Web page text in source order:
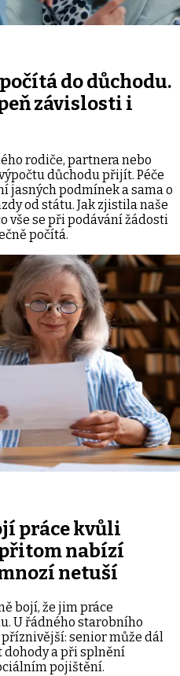
do důchodu.
závislosti i
rodiče, partnera nebo
důchodu přijít. Péče
jasných podmínek a sama o
od státu. Jak zjistila naše
vše se při podávání žádosti
počítá.
práce kvůli
nabízí
netuší
bojí, že jim práce
U řádného starobního
senior může dál
dohody a při splnění
pojištění.